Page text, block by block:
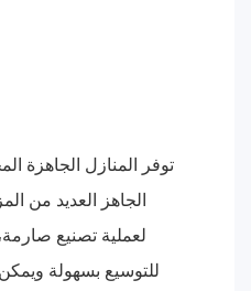
توفر المنازل الجاهزة
الجاهز العديد من
لعملية تصنيع
للتوسيع بسهولة